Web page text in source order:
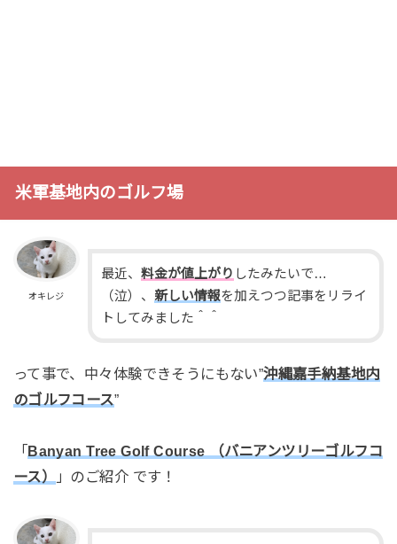
米軍基地内のゴルフ場
オキレジ
最近、 料金が値上がり したみたいで…
（泣）、 新しい情報を加えつつ記事をリライ
トしてみました＾＾
って事で、中々体験できそうにもない”沖縄嘉手納基地内
のゴルフコース”
「Banyan Tree Golf Course （バニアンツリーゴルフコ
ース）
」のご紹介 です！